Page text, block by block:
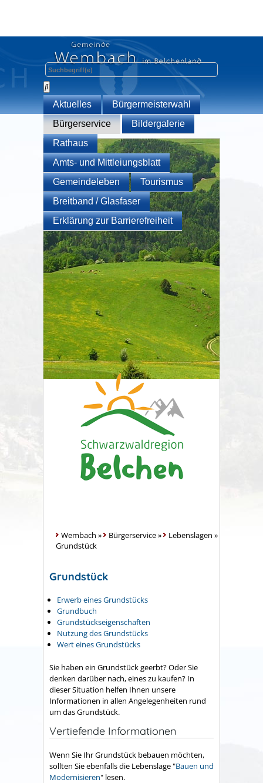
Aktuelles
Bürgermeisterwahl
Bürgerservice
Bildergalerie
Rathaus
Amts- und Mittleiungsblatt
Gemeindeleben
Tourismus
Breitband / Glasfaser
Erklärung zur Barrierefreiheit
Wembach » Bürgerservice» Lebenslagen »
Grundstück
Grundstück
Erwerb eines Grundstücks
Grundbuch
Grundstückseigenschaften
Nutzung des Grundstücks
Wert eines Grundstücks
Sie haben ein Grundstück geerbt? Oder Sie
denken darüber nach, eines zu kaufen? In
dieser Situation helfen Ihnen unsere
Informationen in allen Angelegenheiten rund
um das Grundstück.
Vertiefende Informationen
Wenn Sie Ihr Grundstück bebauen möchten,
sollten Sie ebenfalls die Lebenslage "Bauen und
Modernisieren" lesen.